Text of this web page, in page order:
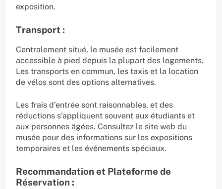
exposition.
Transport :
Centralement situé, le musée est facilement
accessible à pied depuis la plupart des logements.
Les transports en commun, les taxis et la location
de vélos sont des options alternatives.
Les frais d’entrée sont raisonnables, et des
réductions s’appliquent souvent aux étudiants et
aux personnes âgées. Consultez le site web du
musée pour des informations sur les expositions
temporaires et les événements spéciaux.
Recommandation et Plateforme de
Réservation :